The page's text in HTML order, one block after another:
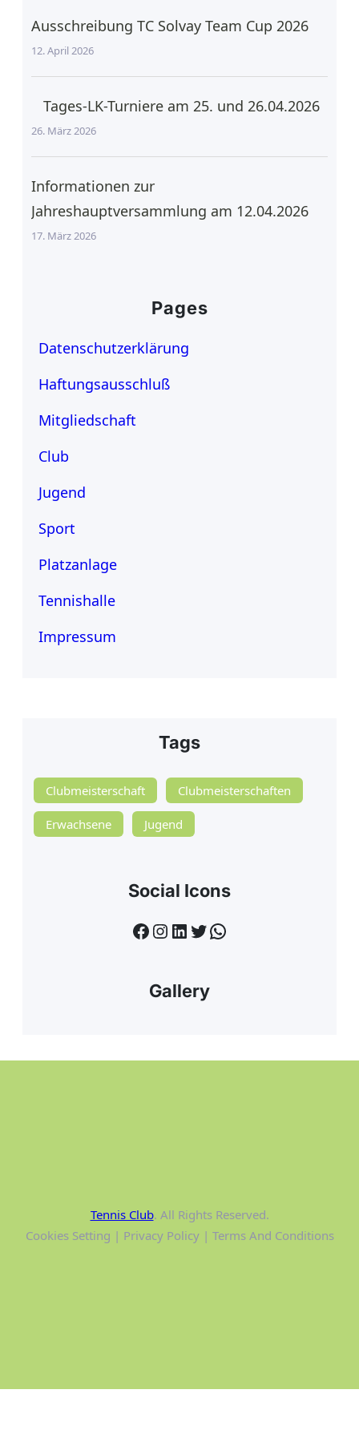
Ausschreibung TC Solvay Team Cup 2026
12. April 2026
Tages-LK-Turniere am 25. und 26.04.2026
26. März 2026
Informationen zur
Jahreshauptversammlung am 12.04.2026
17. März 2026
Pages
Datenschutzerklärung
Haftungsausschluß
Mitgliedschaft
Club
Jugend
Sport
Platzanlage
Tennishalle
Impressum
Tags
Clubmeisterschaft Clubmeisterschaften
Erwachsene Jugend
Social Icons
Facebook InstagramLinkedIn Twitter WhatsApp
Gallery
Tennis Club. All Rights Reserved.
Cookies Setting | Privacy Policy | Terms And Conditions